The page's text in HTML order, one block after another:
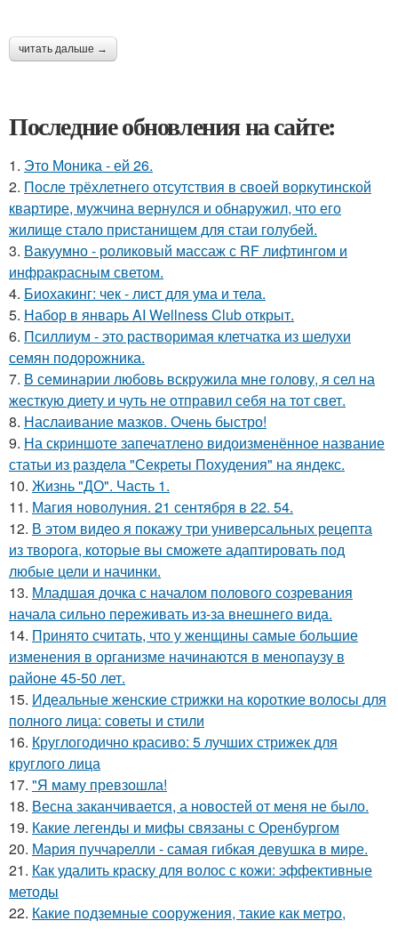
читать дальше →
Последние обновления на сайте:
1. Это Моника - ей 26.
2. После трёхлетнего отсутствия в своей воркутинской
квартире, мужчина вернулся и обнаружил, что его
жилище стало пристанищем для стаи голубей.
3. Вакуумно - роликовый массаж с RF лифтингом и
инфракрасным светом.
4. Биохакинг: чек - лист для ума и тела.
5. Набор в январь AI Wellness Club открыт.
6. Псиллиум - это растворимая клетчатка из шелухи
семян подорожника.
7. В семинарии любовь вскружила мне голову, я сел на
жесткую диету и чуть не отправил себя на тот свет.
8. Наслаивание мазков. Очень быстро!
9. На скриншоте запечатлено видоизменённое название
статьи из раздела "Секреты Похудения" на яндекс.
10. Жизнь "ДО". Часть 1.
11. Магия новолуния. 21 сентября в 22. 54.
12. В этом видео я покажу три универсальных рецепта
из творога, которые вы сможете адаптировать под
любые цели и начинки.
13. Младшая дочка с началом полового созревания
начала сильно переживать из-за внешнего вида.
14. Принято считать, что у женщины самые большие
изменения в организме начинаются в менопаузу в
районе 45-50 лет.
15. Идеальные женские стрижки на короткие волосы для
полного лица: советы и стили
16. Круглогодично красиво: 5 лучших стрижек для
круглого лица
17. "Я маму превзошла!
18. Весна заканчивается, а новостей от меня не было.
19. Какие легенды и мифы связаны с Оренбургом
20. Мария пуччарелли - самая гибкая девушка в мире.
21. Как удалить краску для волос с кожи: эффективные
методы
22. Какие подземные сооружения, такие как метро,